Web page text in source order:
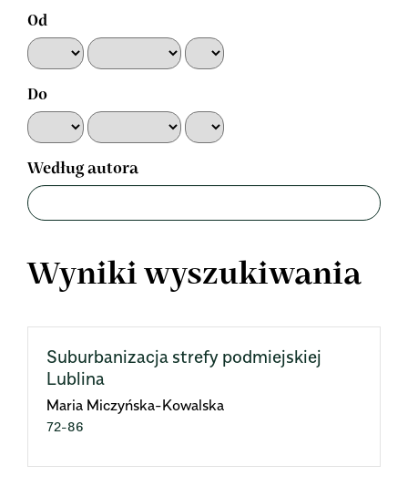
Od
Do
Według autora
Wyniki wyszukiwania
Suburbanizacja strefy podmiejskiej
Lublina
Maria Miczyńska-Kowalska
72-86